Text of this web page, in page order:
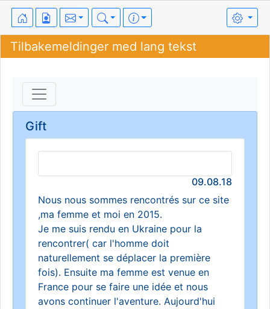
Tilbakemeldinger med lang tekst
Gift
09.08.18
Nous nous sommes rencontrés sur ce site
,ma femme et moi en 2015.
Je me suis rendu en Ukraine pour la
rencontrer( car l'homme doit
naturellement se déplacer la première
fois). Ensuite ma femme est venue en
France pour se faire une idée et nous
avons continuer l'aventure. Aujourd'hui